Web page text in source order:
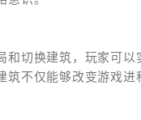
切换建筑，玩家可
不仅能够改变游戏